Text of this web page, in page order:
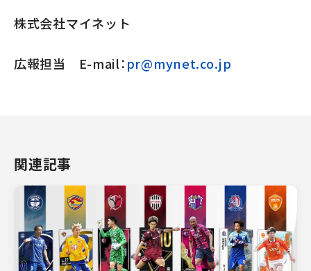
株式会社マイネット
広報担当 E-mail：pr@mynet.co.jp
関連記事